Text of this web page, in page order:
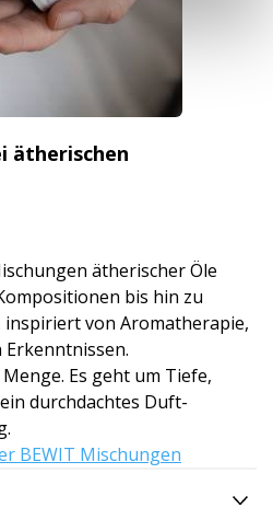
ätherischen
ätherischer Öle
bis hin zu
von Aromatherapie,
Es geht um Tiefe,
durchdachtes Duft-
BEWIT Mischungen